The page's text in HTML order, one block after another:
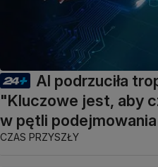
AI podrzuciła
"Kluczowe jest, aby
w pętli
CZAS PRZYSZŁY